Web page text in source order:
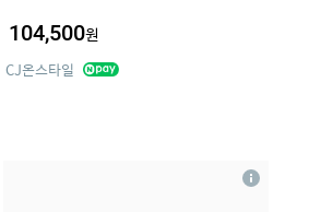
104,500원
CJ온스타일
상